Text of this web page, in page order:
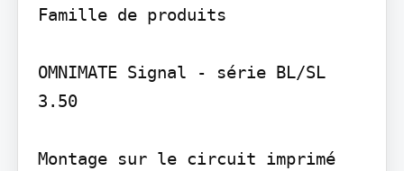
Famille de produits
OMNIMATE Signal - série BL/SL
3.50
Montage sur le circuit imprimé